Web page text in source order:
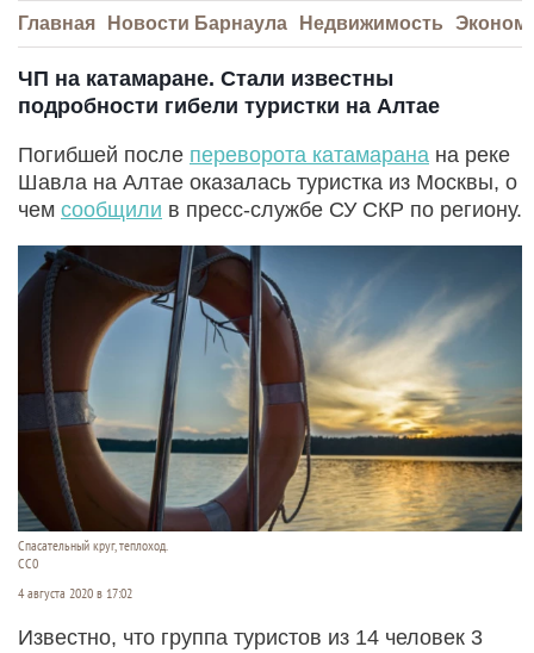
Главная Новости Барнаула Недвижимость
ЧП на катамаране. Стали известны
подробности гибели туристки на Алтае
Погибшей после переворота катамарана на реке
Шавла на Алтае оказалась туристка из Москвы, о
чем сообщили в пресс-службе СУ СКР по региону.
Спасательный круг, теплоход.
CC0
4 августа 2020 в 17:02
Известно, что группа туристов из 14 человек 3